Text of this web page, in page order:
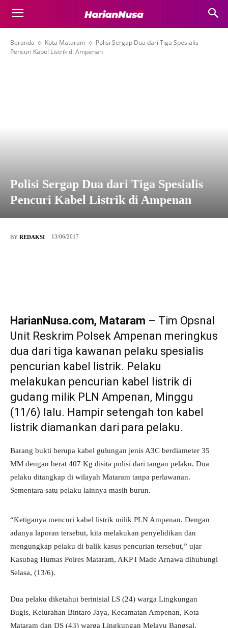
Beranda Kota Mataram
Polisi Sergap Dua dari Tiga Spesialis
Pencuri Kabel Listrik di Ampenan
Polisi Sergap Dua dari Tiga Spesialis
Pencuri Kabel Listrik di Ampenan
BY REDAKSI 13/06/2017
HarianNusa.com, Mataram – Tim Opsnal
Unit Reskrim Polsek Ampenan meringkus
dua dari tiga kawanan pelaku spesialis
pencurian kabel listrik. Pelaku
melakukan pencurian kabel listrik di
gudang milik PLN Ampenan, Minggu
(11/6) lalu. Hampir setengah ton kabel
listrik diamankan dari para pelaku.
Barang bukti berupa kabel gulungan jenis A3C berdiameter 35
MM dengan berat 407 Kg disita polisi dari tangan pelaku. Dua
pelaku ditangkap di wilayah Mataram tanpa perlawanan.
Sementara satu pelaku lainnya masih burun.
“Ketiganya mencuri kabel listrik milik PLN Ampenan. Dengan
adanya laporan tersebut, kita melakukan penyelidikan dan
mengungkap pelaku di balik kasus pencurian tersebut,” ujar
Kasubag Humas Polres Mataram, AKP I Made Arnawa dihubungi
Selasa, (13/6).
Dua pelaku diketahui berinisial LS (24) warga Lingkungan
Bugis, Kelurahan Bintaro Jaya, Kecamatan Ampenan, Kota
Mataram dan DS (43) warga Lingkungan Melayu Bangsal,